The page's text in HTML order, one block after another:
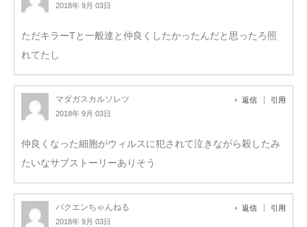
2018年 9月 03日
ただキラーTと一般達と仲良くしたかったんだと思ったろ照
れてたし
マダガスカルソレツ
2018年 9月 03日
返信 引用
仲良くなった細胞がウィルスに犯されて泣きながら殺したみ
たいなサブストーリーありそう
バクエンちゃんねる
2018年 9月 03日
返信 引用